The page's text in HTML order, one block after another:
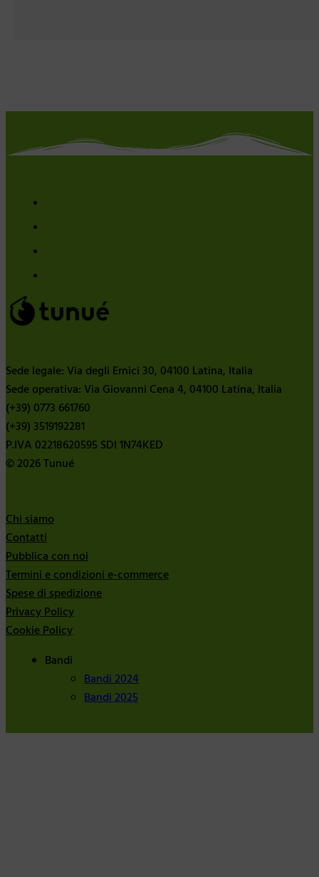
Sede legale: Via degli Ernici 30, 04100 Latina, Italia
Sede operativa: Via Giovanni Cena 4, 04100 Latina, Italia
(+39) 0773 661760
(+39) 3519192281
P.IVA 02218620595 SDI 1N74KED
© 2026 Tunué
Chi siamo
Contatti
Pubblica con noi
Termini e condizioni e-commerce
Spese di spedizione
Privacy Policy
Cookie Policy
Bandi
Bandi 2024
Bandi 2025